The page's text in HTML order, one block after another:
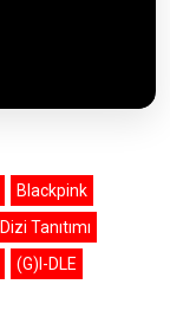
Blackpink
Dizi Tanıtımı
(G)I-DLE